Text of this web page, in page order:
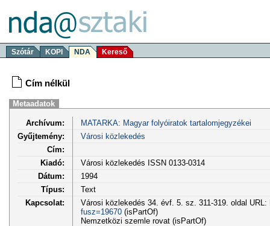
Szótár KOPI NDA Kereső
Cím nélkül
Metaadatok
Archívum:
MATARKA: Magyar folyóiratok tartalomjegyzékei
Gyűjtemény:
Városi közlekedés
Cím:
Kiadó:
Városi közlekedés ISSN 0133-0314
Dátum:
1994
Típus:
Text
Kapcsolat:
Városi közlekedés 34. évf. 5. sz. 311-319. oldal URL:
fusz=19670(isPartOf)
Nemzetközi szemle rovat (isPartOf)